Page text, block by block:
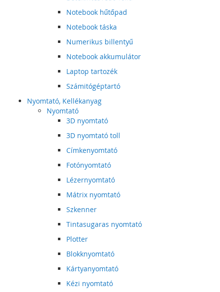
Notebook hűtőpad
Notebook táska
Numerikus billentyű
Notebook akkumulátor
Laptop tartozék
Számitógéptartó
Nyomtató, Kellékanyag
Nyomtató
3D nyomtató
3D nyomtató toll
Címkenyomtató
Fotónyomtató
Lézernyomtató
Mátrix nyomtató
Szkenner
Tintasugaras nyomtató
Plotter
Blokknyomtató
Kártyanyomtató
Kézi nyomtató